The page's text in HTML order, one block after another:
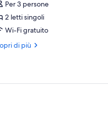
Per 3 persone
2 letti singoli
Wi-Fi gratuito
di più
una poltrona.